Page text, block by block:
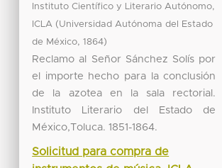
Instituto Científico y Literario Autónomo,
ICLA (Universidad Autónoma del Estado
de México,1864)
Reclamo al Señor Sánchez Solís por
el importe hecho para la conclusión
de la azotea en la sala rectorial.
Instituto Literario del Estado de
México,Toluca. 1851-1864.
Solicitud para compra de